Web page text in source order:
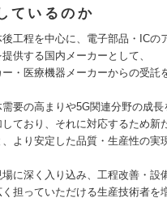
ているのか
工程を中心に、電子部品・ICの
供する国内メーカーとして、
・医療機器メーカーからの受託
要の高まりや5G関連分野の成
しており、それに対応するため新
より安定した品質・生産性の実
に深く入り込み、工程改善・設
担っていただける生産技術者を